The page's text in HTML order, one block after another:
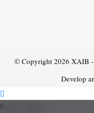
© Copyright 2026 XAIB -
Develop
Product added!